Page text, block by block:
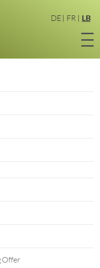
DE FR LB
Offer